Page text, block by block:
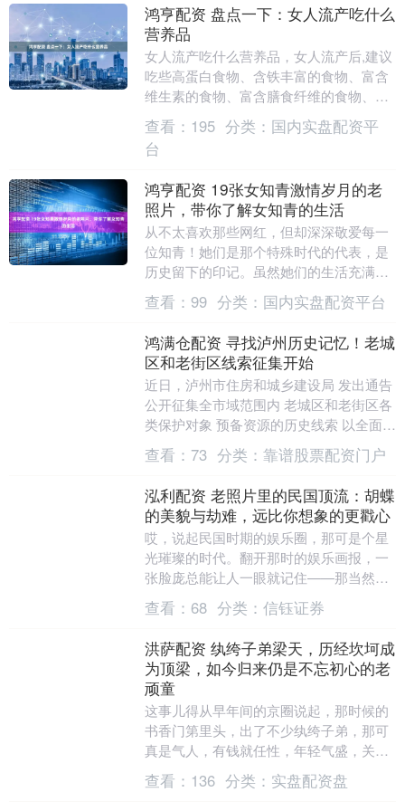
鸿亨配资 盘点一下：女人流产吃什么
营养品
女人流产吃什么营养品，女人流产后,建议
吃些高蛋白食物、含铁丰富的食物、富含
维生素的食物、富含膳食纤维的食物、滋
补汤类等补品。女人流产吃什么营养品，
女人流产后，身....
查看： 195 分类： 国内实盘配资平
台
鸿亨配资 19张女知青激情岁月的老
照片，带你了解女知青的生活
从不太喜欢那些网红，但却深深敬爱每一
位知青！她们是那个特殊时代的代表，是
历史留下的印记。虽然她们的生活充满艰
辛，但她们那种坚韧不拔、阳光明媚、乐
观向上的态度写在....
查看： 99 分类： 国内实盘配资平台
鸿满仓配资 寻找泸州历史记忆！老城
区和老街区线索征集开始
近日，泸州市住房和城乡建设局 发出通告
公开征集全市域范围内 老城区和老街区各
类保护对象 预备资源的历史线索 以全面摸
清我市城乡历史文化资源底数 本次历史资
源线....
查看： 73 分类： 靠谱股票配资门户
泓利配资 老照片里的民国顶流：胡蝶
的美貌与劫难，远比你想象的更戳心
哎，说起民国时期的娱乐圈，那可是个星
光璀璨的时代。翻开那时的娱乐画报，一
张脸庞总能让人一眼就记住——那当然是
胡蝶啦。她的美，不需要浓妆艳抹，一袭
旗袍，一双会说话....
查看： 68 分类： 信钰证券
洪萨配资 纨绔子弟梁天，历经坎坷成
为顶梁，如今归来仍是不忘初心的老
顽童
这事儿得从早年间的京圈说起，那时候的
书香门第里头，出了不少纨绔子弟，那可
真是气人，有钱就任性，年轻气盛，关键
还满腹才华。说起来，我有个朋友，他就
是那会儿的典型，....
查看： 136 分类： 实盘配资盘